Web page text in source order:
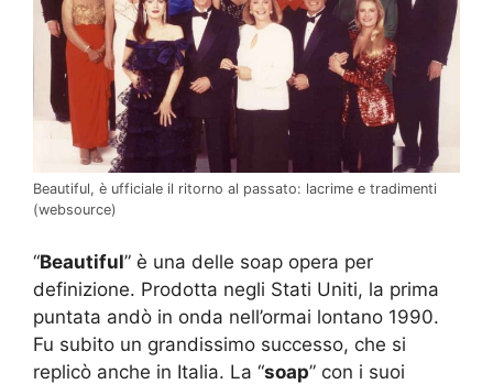
Beautiful, è ufficiale il ritorno al passato: lacrime e tradimenti
(websource)
“Beautiful” è una delle soap opera per
definizione. Prodotta negli Stati Uniti, la prima
puntata andò in onda nell’ormai lontano 1990.
Fu subito un grandissimo successo, che si
replicò anche in Italia. La “soap” con i suoi